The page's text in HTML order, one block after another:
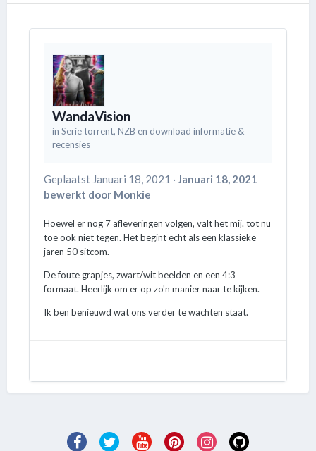
WandaVision
in Serie torrent, NZB en download informatie &
recensies
Geplaatst Januari 18, 2021 · Januari 18, 2021
bewerkt door Monkie
Hoewel er nog 7 afleveringen volgen, valt het mij. tot nu
toe ook niet tegen. Het begint echt als een klassieke
jaren 50 sitcom.
De foute grapjes, zwart/wit beelden en een 4:3
formaat. Heerlijk om er op zo'n manier naar te kijken.
Ik ben benieuwd wat ons verder te wachten staat.